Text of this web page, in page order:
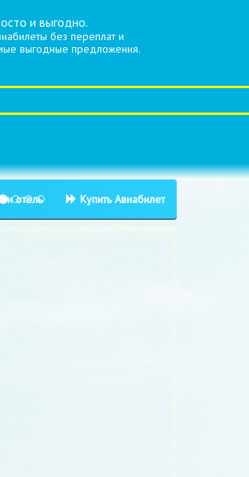
и выгодно.
без переплат и
выгодные предложения.
отель Купить Авиабилет